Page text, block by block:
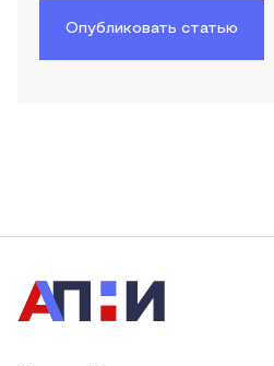
Опубликовать статью